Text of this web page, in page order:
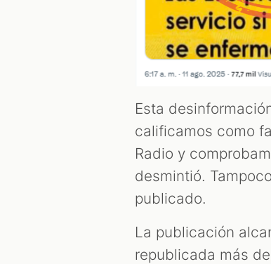
Esta
calificamos como
Radio y
desmintió.
publicado.
La publicación
republicada más